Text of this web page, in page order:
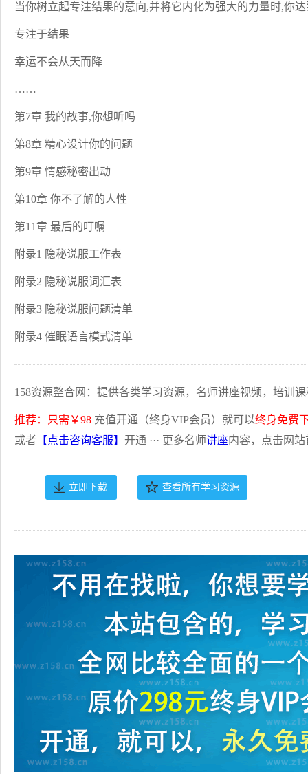
当你树立起专注结果的意向,并将它内化为强大的力量时,你
专注于结果
幸运不会从天而降
……
第7章 我的故事,你想听吗
第8章 精心设计你的问题
第9章 情感秘密出动
第10章 你不了解的人性
第11章 最后的叮嘱
附录1 隐秘说服工作表
附录2 隐秘说服词汇表
附录3 隐秘说服问题清单
附录4 催眠语言模式清单
158资源整合网：提供各类学习资源，名师讲座视频，培训
推荐：只需￥98 充值开通（终身VIP会员）就可以终身免费
或者 【点击咨询客服】 开通 ··· 更多名师讲座内容，点击网
立即下载 查看所有学习资源